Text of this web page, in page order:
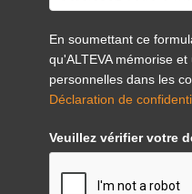
En soumettant ce
qu'ALTEVA mémorise
personnelles dans les
Déclaration de
Veuillez vérifier votre